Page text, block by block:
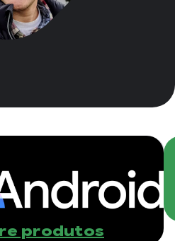
produtos